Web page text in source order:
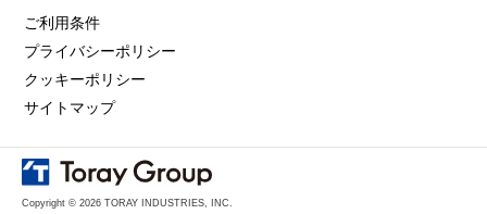
ご利用条件
プライバシーポリシー
クッキーポリシー
サイトマップ
Copyright © 2026 TORAY INDUSTRIES, INC.